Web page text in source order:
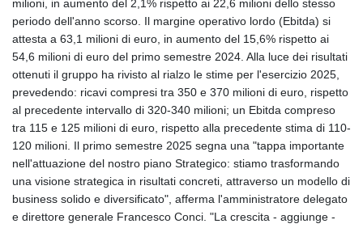
GBP 0.857925
GEL 3.021126
GGP 0.858651
GHS 13.525641
GIP 0.858651
GMD 84.914239
GNF
10132.383874
GTQ 8.799164
GYD 241.32223
HKD 9.061864
HNL 30.919233
milioni, in aumento del 2,1% rispetto ai 22,6 milioni dello stesso
periodo dell'anno scorso. Il margine operativo lordo (Ebitda) si
attesta a 63,1 milioni di euro, in aumento del 15,6% rispetto ai
54,6 milioni di euro del primo semestre 2024. Alla luce dei risultati
ottenuti il gruppo ha rivisto al rialzo le stime per l'esercizio 2025,
prevedendo: ricavi compresi tra 350 e 370 milioni di euro, rispetto
al precedente intervallo di 320-340 milioni; un Ebitda compreso
tra 115 e 125 milioni di euro, rispetto alla precedente stima di 110-
120 milioni. Il primo semestre 2025 segna una "tappa importante
nell'attuazione del nostro piano Strategico: stiamo trasformando
una visione strategica in risultati concreti, attraverso un modello di
business solido e diversificato", afferma l'amministratore delegato
e direttore generale Francesco Conci. "La crescita - aggiunge -